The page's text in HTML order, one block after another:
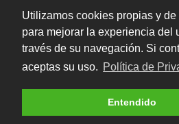
Utilizamos cookies propias y de
para mejorar la experiencia del
través de su navegación. Si
aceptas su uso. Política de
Entendido